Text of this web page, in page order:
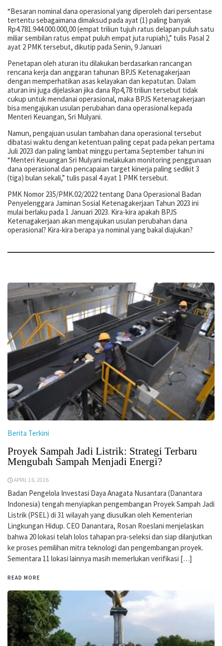
“Besaran nominal dana operasional yang diperoleh dari persentase
tertentu sebagaimana dimaksud pada ayat (1) paling banyak
Rp4.781.944.000.000,00 (empat triliun tujuh ratus delapan puluh satu
miliar sembilan ratus empat puluh empat juta rupiah),” tulis Pasal 2
ayat 2 PMK tersebut, dikutip pada Senin, 9 Januari
Penetapan oleh aturan itu dilakukan berdasarkan rancangan
rencana kerja dan anggaran tahunan BPJS Ketenagakerjaan
dengan memperhatikan asas kelayakan dan kepatutan. Dalam
aturan ini juga dijelaskan jika dana Rp4,78 triliun tersebut tidak
cukup untuk mendanai operasional, maka BPJS Ketenagakerjaan
bisa mengajukan usulan perubahan dana operasional kepada
Menteri Keuangan, Sri Mulyani.
Namun, pengajuan usulan tambahan dana operasional tersebut
dibatasi waktu dengan ketentuan paling cepat pada pekan pertama
Juli 2023 dan paling lambat minggu pertama September tahun ini
“Menteri Keuangan Sri Mulyani melakukan monitoring penggunaan
dana operasional dan pencapaian target kinerja paling sedikit 3
(tiga) bulan sekali,” tulis pasal 4 ayat 1 PMK tersebut.
PMK Nomor 235/PMK.02/2022 tentang Dana Operasional Badan
Penyelenggara Jaminan Sosial Ketenagakerjaan Tahun 2023 ini
mulai berlaku pada 1 Januari 2023. Kira-kira apakah BPJS
Ketenagakerjaan akan mengajukan usulan perubahan dana
operasional? Kira-kira berapa ya nominal yang bakal diajukan?
Berita Terkini
Proyek Sampah Jadi Listrik: Strategi Terbaru
Mengubah Sampah Menjadi Energi?
APRIL 16, 2026
Badan Pengelola Investasi Daya Anagata Nusantara (Danantara
Indonesia) tengah menyiapkan pengembangan Proyek Sampah Jadi
Listrik (PSEL) di 31 wilayah yang diusulkan oleh Kementerian
Lingkungan Hidup. CEO Danantara, Rosan Roeslani menjelaskan
bahwa 20 lokasi telah lolos tahapan pra-seleksi dan siap dilanjutkan
ke proses pemilihan mitra teknologi dan pengembangan proyek.
Sementara 11 lokasi lainnya masih memerlukan verifikasi […]
READ MORE